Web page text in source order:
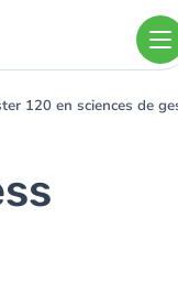
120 en sciences de